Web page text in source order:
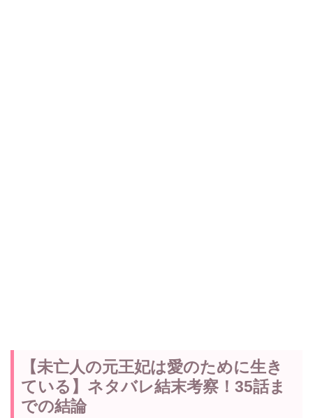
【未亡人の元王妃は愛のために生き
ている】ネタバレ結末考察！35話ま
での結論